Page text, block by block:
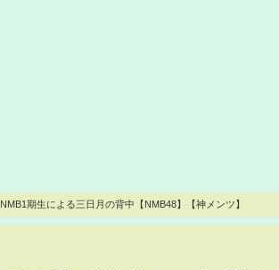
NMB1期生による三日月の背中【NMB48】【神メンツ】